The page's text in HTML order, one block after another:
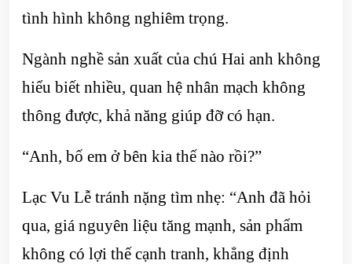
tình hình không nghiêm trọng.
Ngành nghề sản xuất của chú Hai anh không
hiểu biết nhiều, quan hệ nhân mạch không
thông được, khả năng giúp đỡ có hạn.
“Anh, bố em ở bên kia thế nào rồi?”
Lạc Vu Lễ tránh nặng tìm nhẹ: “Anh đã hỏi
qua, giá nguyên liệu tăng mạnh, sản phẩm
không có lợi thế cạnh tranh, khẳng định